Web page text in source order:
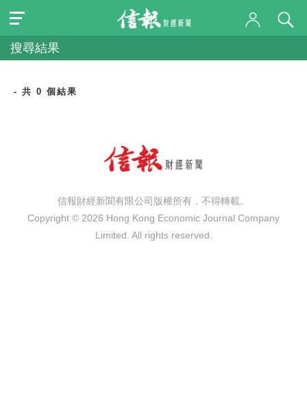
搜尋結果
- 共 0 個結果
信報財經新聞有限公司版權所有，不得轉載。
Copyright © 2026 Hong Kong Economic Journal Company
Limited. All rights reserved.